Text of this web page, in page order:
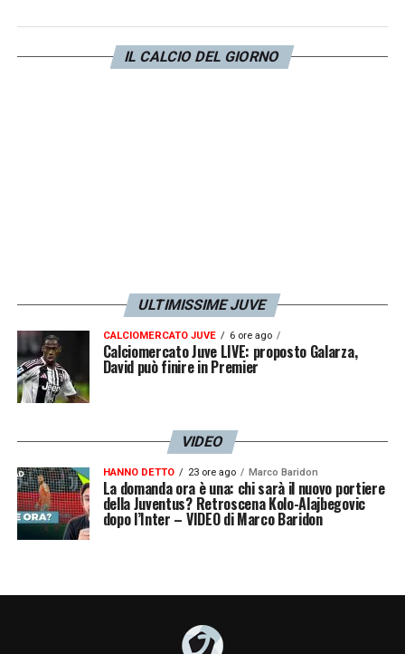
IL CALCIO DEL GIORNO
ULTIMISSIME JUVE
CALCIOMERCATO JUVE 6 ore ago
Calciomercato Juve LIVE: proposto Galarza,
David può finire in Premier
VIDEO
HANNO DETTO 23 ore ago Marco Baridon
La domanda ora è una: chi sarà il nuovo portiere
della Juventus? Retroscena Kolo-Alajbegovic
dopo l’Inter – VIDEO di Marco Baridon